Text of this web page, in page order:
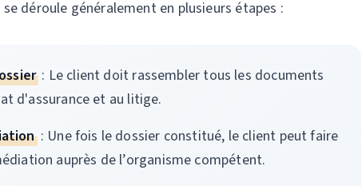
déroule généralement en plusieurs étapes :
: Le client doit rassembler tous les documents
d'assurance et au litige.
: Une fois le dossier constitué, le client peut faire
auprès de l’organisme compétent.